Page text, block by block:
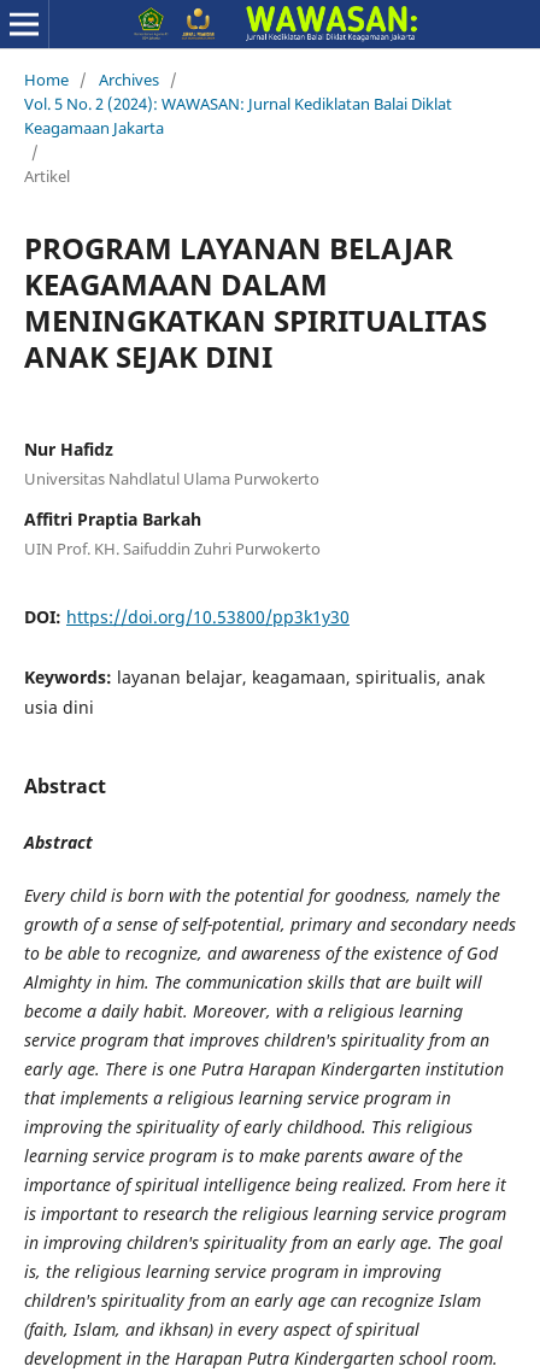
Home / Archives /
Vol. 5 No. 2 (2024): WAWASAN: Jurnal Kediklatan Balai Diklat
Keagamaan Jakarta
/
Artikel
PROGRAM LAYANAN BELAJAR
KEAGAMAAN DALAM
MENINGKATKAN SPIRITUALITAS
ANAK SEJAK DINI
Nur Hafidz
Universitas Nahdlatul Ulama Purwokerto
Affitri Praptia Barkah
UIN Prof. KH. Saifuddin Zuhri Purwokerto
DOI: https://doi.org/10.53800/pp3k1y30
Keywords: layanan belajar, keagamaan, spiritualis, anak
usia dini
Abstract
Abstract
Every child is born with the potential for goodness, namely the
growth of a sense of self-potential, primary and secondary needs
to be able to recognize, and awareness of the existence of God
Almighty in him. The communication skills that are built will
become a daily habit. Moreover, with a religious learning
service program that improves children's spirituality from an
early age. There is one Putra Harapan Kindergarten institution
that implements a religious learning service program in
improving the spirituality of early childhood. This religious
learning service program is to make parents aware of the
importance of spiritual intelligence being realized. From here it
is important to research the religious learning service program
in improving children's spirituality from an early age. The goal
is, the religious learning service program in improving
children's spirituality from an early age can recognize Islam
(faith, Islam, and ikhsan) in every aspect of spiritual
development in the Harapan Putra Kindergarten school room.